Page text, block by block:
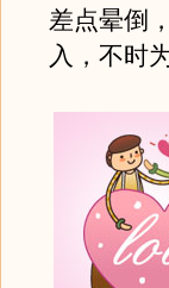
差点晕倒
入，不时